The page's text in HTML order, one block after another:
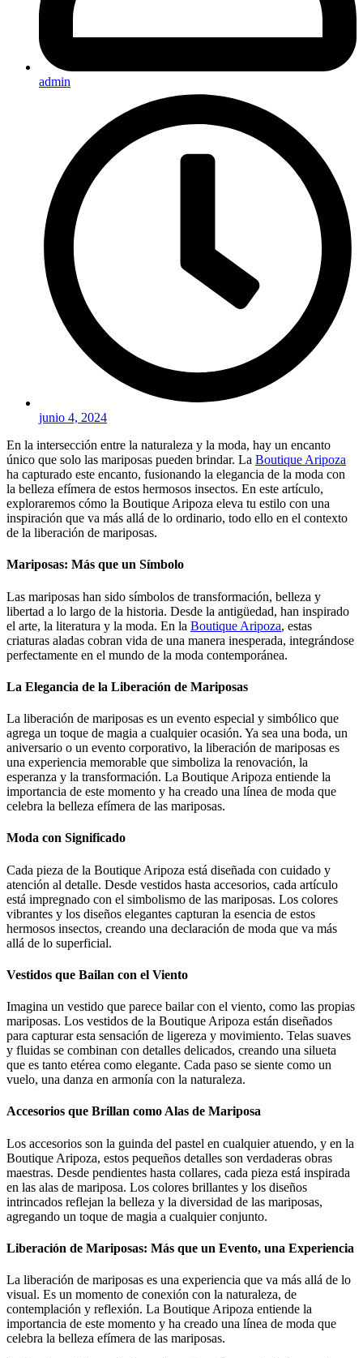
admin
junio 4, 2024
En la intersección entre la naturaleza y la moda, hay un encanto
único que solo las mariposas pueden brindar. La Boutique Aripoza
ha capturado este encanto, fusionando la elegancia de la moda con
la belleza efímera de estos hermosos insectos. En este artículo,
exploraremos cómo la Boutique Aripoza eleva tu estilo con una
inspiración que va más allá de lo ordinario, todo ello en el contexto
de la liberación de mariposas.
Mariposas: Más que un Símbolo
Las mariposas han sido símbolos de transformación, belleza y
libertad a lo largo de la historia. Desde la antigüedad, han inspirado
el arte, la literatura y la moda. En la Boutique Aripoza, estas
criaturas aladas cobran vida de una manera inesperada, integrándose
perfectamente en el mundo de la moda contemporánea.
La Elegancia de la Liberación de Mariposas
La liberación de mariposas es un evento especial y simbólico que
agrega un toque de magia a cualquier ocasión. Ya sea una boda, un
aniversario o un evento corporativo, la liberación de mariposas es
una experiencia memorable que simboliza la renovación, la
esperanza y la transformación. La Boutique Aripoza entiende la
importancia de este momento y ha creado una línea de moda que
celebra la belleza efímera de las mariposas.
Moda con Significado
Cada pieza de la Boutique Aripoza está diseñada con cuidado y
atención al detalle. Desde vestidos hasta accesorios, cada artículo
está impregnado con el simbolismo de las mariposas. Los colores
vibrantes y los diseños elegantes capturan la esencia de estos
hermosos insectos, creando una declaración de moda que va más
allá de lo superficial.
Vestidos que Bailan con el Viento
Imagina un vestido que parece bailar con el viento, como las propias
mariposas. Los vestidos de la Boutique Aripoza están diseñados
para capturar esta sensación de ligereza y movimiento. Telas suaves
y fluidas se combinan con detalles delicados, creando una silueta
que es tanto etérea como elegante. Cada paso se siente como un
vuelo, una danza en armonía con la naturaleza.
Accesorios que Brillan como Alas de Mariposa
Los accesorios son la guinda del pastel en cualquier atuendo, y en la
Boutique Aripoza, estos pequeños detalles son verdaderas obras
maestras. Desde pendientes hasta collares, cada pieza está inspirada
en las alas de mariposa. Los colores brillantes y los diseños
intrincados reflejan la belleza y la diversidad de las mariposas,
agregando un toque de magia a cualquier conjunto.
Liberación de Mariposas: Más que un Evento, una Experiencia
La liberación de mariposas es una experiencia que va más allá de lo
visual. Es un momento de conexión con la naturaleza, de
contemplación y reflexión. La Boutique Aripoza entiende la
importancia de este momento y ha creado una línea de moda que
celebra la belleza efímera de las mariposas.